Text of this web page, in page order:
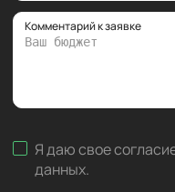
Комментарий к заявке
Я даю свое
данных.